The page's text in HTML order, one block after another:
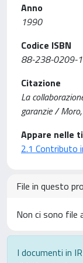
Anno
1990
Codice ISBN
88-238-0209-1
Citazione
La
garanzie /
Appare nelle
2.1 Contributo
File in questo
Non ci sono file
I documenti in